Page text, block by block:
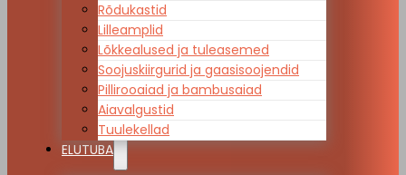
Rõdukastid
Lilleamplid
Lõkkealused ja tuleasemed
Soojuskiirgurid ja gaasisoojendid
Pillirooaiad ja bambusaiad
Aiavalgustid
Tuulekellad
ELUTUBA